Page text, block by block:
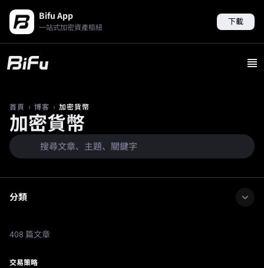
Bifu App
一站式加密資產樞紐
下載
首頁 › 博客 › 加密貨幣
加密貨幣
分類
408 篇文章
交易策略